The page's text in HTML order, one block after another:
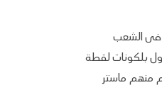
فى الشعب
بلكونات لقطة